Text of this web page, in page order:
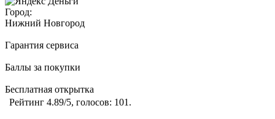
Город:
Нижний Новгород
Гарантия сервиса
Баллы за покупки
Бесплатная открытка
Рейтинг 4.89/5, голосов: 101 .